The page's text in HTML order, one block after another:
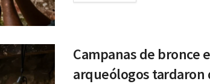
Campanas de bronce
arqueólogos tardaron